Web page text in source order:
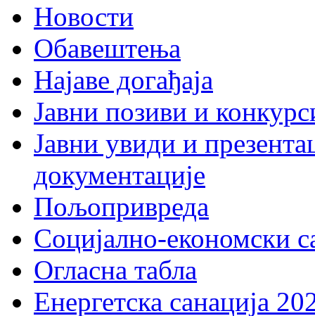
Новости
Обавештења
Најаве догађаја
Јавни позиви и
Јавни увиди и
документације
Пољопривреда
Социјално-економски
Огласна табла
Енергетска санација